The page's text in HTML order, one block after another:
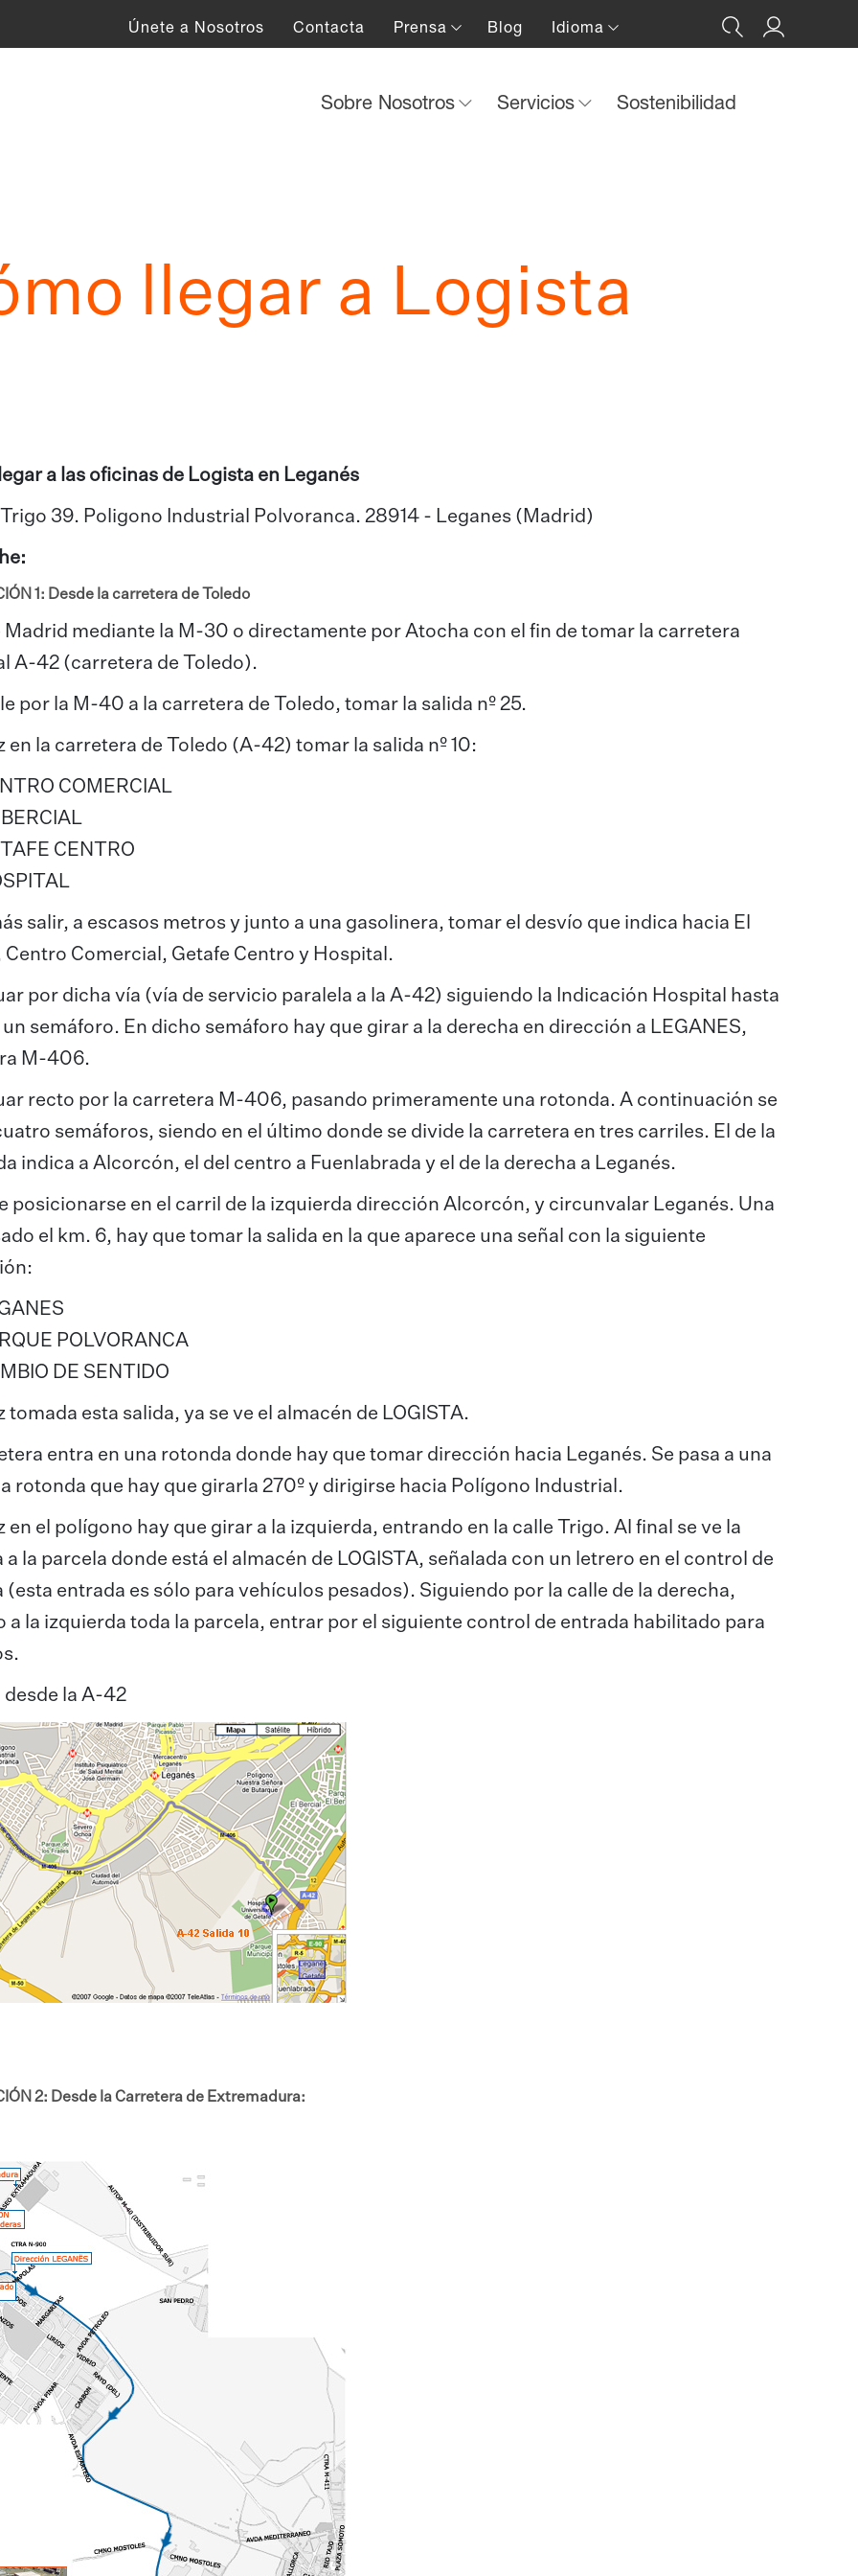
Únete a Nosotros Contacta Prensa Blog Idioma
Sobre Nosotros Servicios Sostenibilidad
llegar a Logista
a las oficinas de Logista en Leganés
39. Poligono Industrial Polvoranca. 28914 - Leganes (Madrid)
1: Desde la carretera de Toledo
Madrid mediante la M-30 o directamente por Atocha con el fin de tomar la carretera
A-42 (carretera de Toledo).
por la M-40 a la carretera de Toledo, tomar la salida nº 25.
en la carretera de Toledo (A-42) tomar la salida nº 10:
COMERCIAL
CENTRO
salir, a escasos metros y junto a una gasolinera, tomar el desvío que indica hacia El
Centro Comercial, Getafe Centro y Hospital.
por dicha vía (vía de servicio paralela a la A-42) siguiendo la Indicación Hospital hasta
semáforo. En dicho semáforo hay que girar a la derecha en dirección a LEGANES,
M-406.
recto por la carretera M-406, pasando primeramente una rotonda. A continuación se
semáforos, siendo en el último donde se divide la carretera en tres carriles. El de la
indica a Alcorcón, el del centro a Fuenlabrada y el de la derecha a Leganés.
posicionarse en el carril de la izquierda dirección Alcorcón, y circunvalar Leganés. Una
el km. 6, hay que tomar la salida en la que aparece una señal con la siguiente
POLVORANCA
DE SENTIDO
tomada esta salida, ya se ve el almacén de LOGISTA.
entra en una rotonda donde hay que tomar dirección hacia Leganés. Se pasa a una
rotonda que hay que girarla 270º y dirigirse hacia Polígono Industrial.
en el polígono hay que girar a la izquierda, entrando en la calle Trigo. Al final se ve la
a la parcela donde está el almacén de LOGISTA, señalada con un letrero en el control de
(esta entrada es sólo para vehículos pesados). Siguiendo por la calle de la derecha,
a la izquierda toda la parcela, entrar por el siguiente control de entrada habilitado para
la A-42
2: Desde la Carretera de Extremadura: